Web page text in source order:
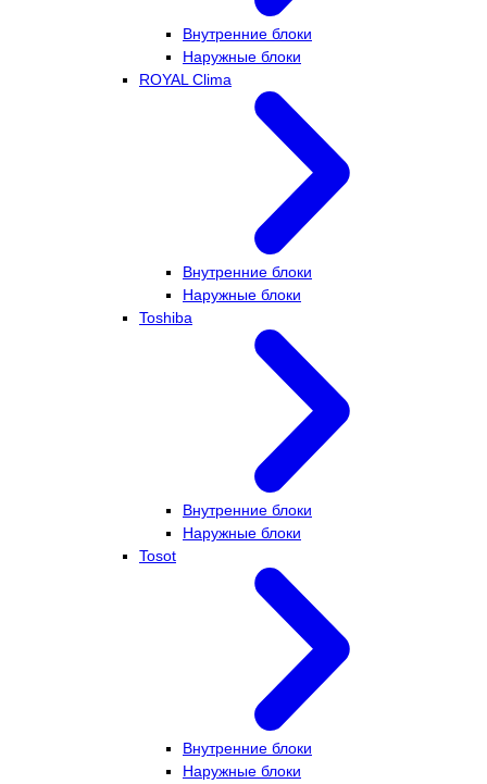
Внутренние блоки
Наружные блоки
ROYAL Clima
Внутренние блоки
Наружные блоки
Toshiba
Внутренние блоки
Наружные блоки
Tosot
Внутренние блоки
Наружные блоки